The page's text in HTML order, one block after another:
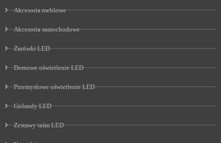
Akcesoria meblowe
Akcesoria samochodowe
Żarówki LED
Domowe oświetlenie LED
Przemysłowe oświetlenie LED
Girlandy LED
Zestawy taśm LED